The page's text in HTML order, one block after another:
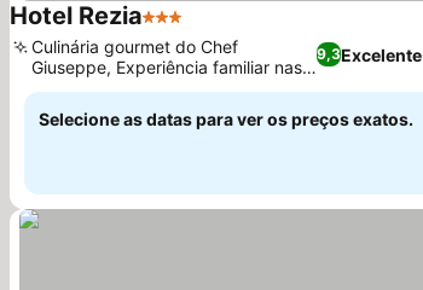
Hotel Rezia3 Estrelas
9,3Excelente
Culinária gourmet do Chef
Giuseppe, Experiência familiar nas
Dolomitas
Selecione as datas para ver os preços exatos.